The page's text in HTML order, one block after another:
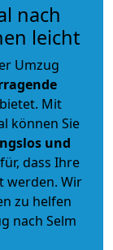
nach
leicht
Umzug
Mit
können Sie
und
dass Ihre
werden. Wir
zu helfen
nach Selm